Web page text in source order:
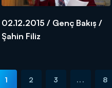
02.12.2015 / Genç Bakış /
Şahin Filiz
1 2 3 ... 8